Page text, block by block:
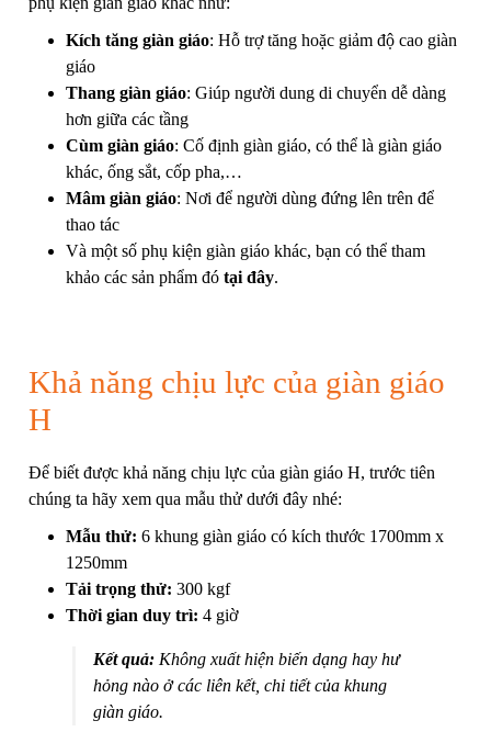
Kích tăng giàn giáo: Hỗ trợ tăng hoặc giảm độ cao giàn
giáo
Thang giàn giáo: Giúp người dung di chuyển dễ dàng
hơn giữa các tầng
Cùm giàn giáo: Cố định giàn giáo, có thể là giàn giáo
khác, ống sắt, cốp pha,…
Mâm giàn giáo: Nơi để người dùng đứng lên trên để
thao tác
Và một số phụ kiện giàn giáo khác, bạn có thể tham
khảo các sản phẩm đó tại đây.
Khả năng chịu lực của giàn giáo
H
Để biết được khả năng chịu lực của giàn giáo H, trước tiên
chúng ta hãy xem qua mẫu thử dưới đây nhé:
Mẫu thử: 6 khung giàn giáo có kích thước 1700mm x
1250mm
Tải trọng thử: 300 kgf
Thời gian duy trì: 4 giờ
Kết quả: Không xuất hiện biến dạng hay hư
hỏng nào ở các liên kết, chi tiết của khung
giàn giáo.